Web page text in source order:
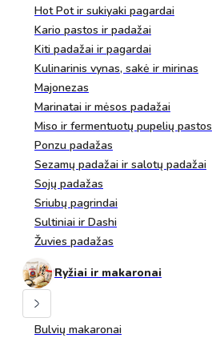
Hot Pot ir sukiyaki pagardai
Kario pastos ir padažai
Kiti padažai ir pagardai
Kulinarinis vynas, sakė ir mirinas
Majonezas
Marinatai ir mėsos padažai
Miso ir fermentuotų pupelių pastos
Ponzu padažas
Sezamų padažai ir salotų padažai
Sojų padažas
Sriubų pagrindai
Sultiniai ir Dashi
Žuvies padažas
Ryžiai ir makaronai
Bulvių makaronai